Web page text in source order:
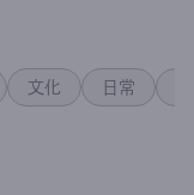
文化 日常